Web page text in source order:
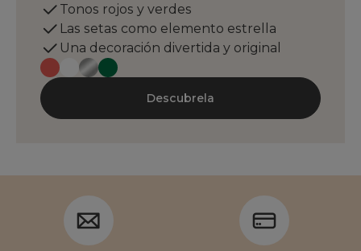
Tonos rojos y verdes
Las setas como elemento estrella
Una decoración divertida y original
Descubrela